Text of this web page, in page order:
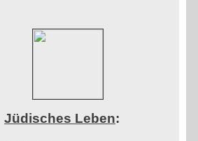
Jüdisches Leben: